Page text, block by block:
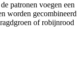
patronen voegen een
worden gecombineerd
of robijnrood